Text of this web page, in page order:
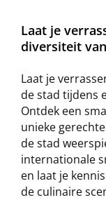
Laat je
diversiteit
Laat je
de stad tijdens
Ontdek een
unieke
de stad
internationale
en laat je
de culinaire